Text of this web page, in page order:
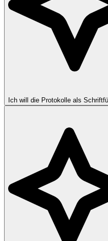
Ich will die Protokolle als